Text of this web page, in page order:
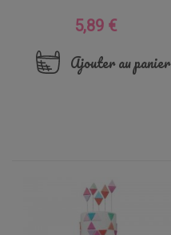
Prix
5,89 €
Ajouter au panier